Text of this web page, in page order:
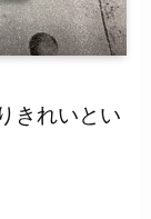
きれいとい